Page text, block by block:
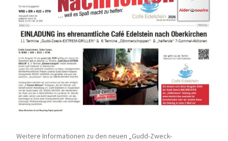
Weitere Informationen zu den neuen „Gudd-Zweck-